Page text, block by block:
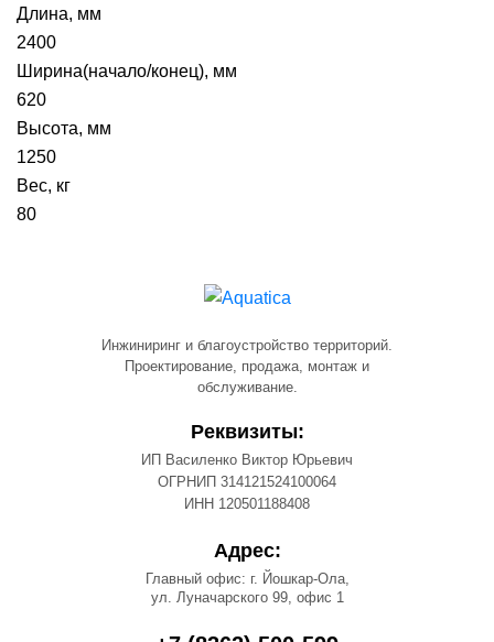
Длина, мм
2400
Ширина(начало/конец), мм
620
Высота, мм
1250
Вес, кг
80
Инжиниринг и благоустройство территорий.
Проектирование, продажа, монтаж и
обслуживание.
Реквизиты:
ИП Василенко Виктор Юрьевич
ОГРНИП 314121524100064
ИНН 120501188408
Адрес:
Главный офис: г. Йошкар-Ола,
ул. Луначарского 99, офис 1